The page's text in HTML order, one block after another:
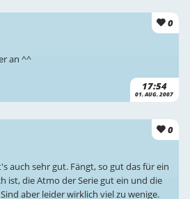
0
17:54
01. AUG. 2007
an ^^
0
auch sehr gut. Fängt, so gut das für ein
ist, die Atmo der Serie gut ein und die
aber leider wirklich viel zu wenige.